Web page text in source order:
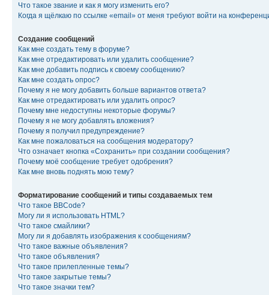
Что такое звание и как я могу изменить его?
Когда я щёлкаю по ссылке «email» от меня требуют войти на
Создание сообщений
Как мне создать тему в форуме?
Как мне отредактировать или удалить сообщение?
Как мне добавить подпись к своему сообщению?
Как мне создать опрос?
Почему я не могу добавить больше вариантов ответа?
Как мне отредактировать или удалить опрос?
Почему мне недоступны некоторые форумы?
Почему я не могу добавлять вложения?
Почему я получил предупреждение?
Как мне пожаловаться на сообщения модератору?
Что означает кнопка «Сохранить» при создании сообщения?
Почему моё сообщение требует одобрения?
Как мне вновь поднять мою тему?
Форматирование сообщений и типы создаваемых тем
Что такое BBCode?
Могу ли я использовать HTML?
Что такое смайлики?
Могу ли я добавлять изображения к сообщениям?
Что такое важные объявления?
Что такое объявления?
Что такое прилепленные темы?
Что такое закрытые темы?
Что такое значки тем?